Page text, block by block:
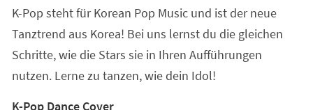
K-Pop steht für Korean Pop Music und ist der neue
Tanztrend aus Korea! Bei uns lernst du die gleichen
Schritte, wie die Stars sie in Ihren Aufführungen
nutzen. Lerne zu tanzen, wie dein Idol!
K-Pop Dance Cover